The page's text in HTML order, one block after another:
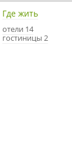
Где жить
отели 14
гостиницы 2